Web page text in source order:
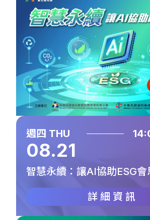
週四 THU
08.21
智慧永續：讓AI協助ESG會
詳細資訊